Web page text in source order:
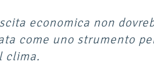
economica non
come uno strumento
clima.